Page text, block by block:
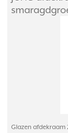
Glazen afdekraam